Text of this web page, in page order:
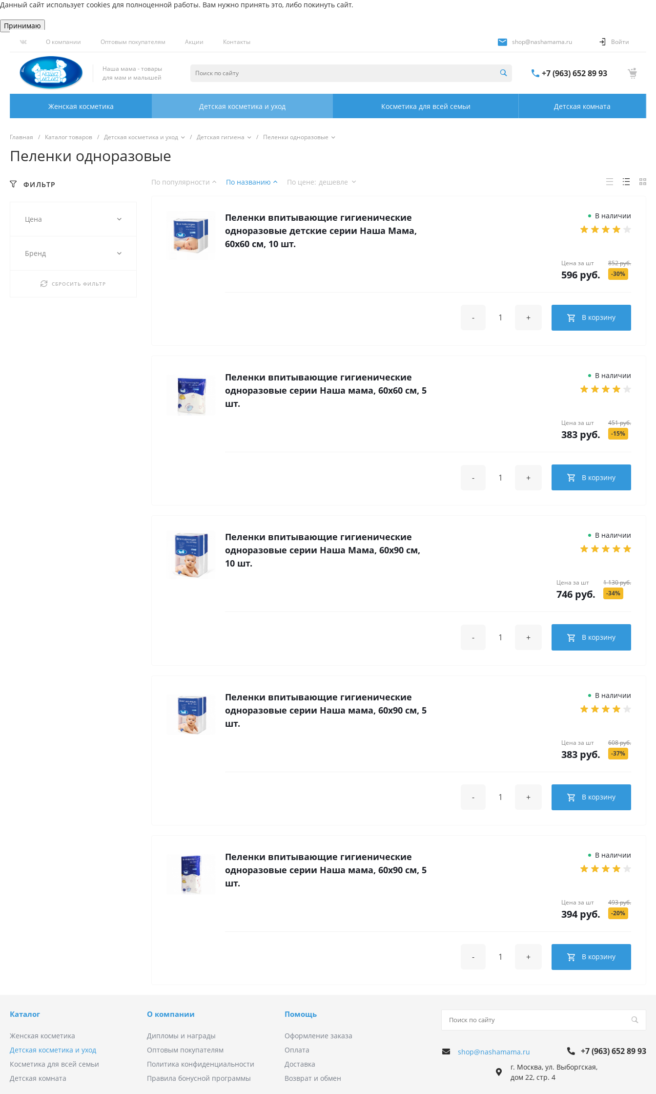
Данный сайт использует cookies для полноценной работы. Вам нужно принять это, либо покинуть сайт.
Принимаю
О компании Оптовым покупателям Акции Контакты shop@nashamama.ru Войти
Наша мама - товары
для мам и малышей
+7 (963) 652 89 93
Женская косметика Детская косметика и уход Косметика для всей семьи Детская комната
Главная / Каталог товаров / Детская косметика и уход / Детская гигиена / Пеленки одноразовые
Пеленки одноразовые
ФИЛЬТР
Цена
Бренд
СБРОСИТЬ ФИЛЬТР
По популярности По названию По цене: дешевле
Пеленки впитывающие гигиенические
одноразовые детские серии Наша Мама,
60х60 см, 10 шт.
В наличии
Цена за шт
596 руб.
852 руб.
-30%
- + В корзину
Пеленки впитывающие гигиенические
одноразовые серии Наша мама, 60х60 см, 5
шт.
В наличии
Цена за шт
383 руб.
451 руб.
-15%
- + В корзину
Пеленки впитывающие гигиенические
одноразовые серии Наша Мама, 60х90 см,
10 шт.
В наличии
Цена за шт
746 руб.
1 130 руб.
-34%
- + В корзину
Пеленки впитывающие гигиенические
одноразовые серии Наша мама, 60х90 см, 5
шт.
В наличии
Цена за шт
383 руб.
608 руб.
-37%
- + В корзину
Пеленки впитывающие гигиенические
одноразовые серии Наша мама, 60х90 см, 5
шт.
В наличии
Цена за шт
394 руб.
493 руб.
-20%
- + В корзину
Каталог
Женская косметика
Детская косметика и уход
Косметика для всей семьи
Детская комната
О компании
Дипломы и награды
Оптовым покупателям
Политика конфиденциальности
Правила бонусной программы
Помощь
Оформление заказа
Оплата
Доставка
Возврат и обмен
shop@nashamama.ru +7 (963) 652 89 93
г. Москва, ул. Выборгская,
дом 22, стр. 4